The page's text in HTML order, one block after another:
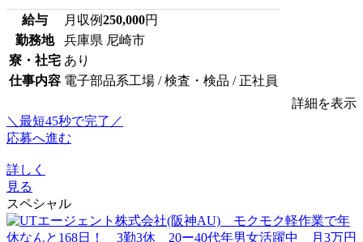
給与 月収例250,000円
勤務地
兵庫県 尼崎市
寮・社宅 あり
仕事内容 電子部品系工場 / 検査・検品 / 正社員
詳細を表示
＼最短45秒で完了／
応募へ進む
詳しく
見る
スペシャル